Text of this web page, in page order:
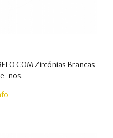
COM Zircónias Brancas
nos.